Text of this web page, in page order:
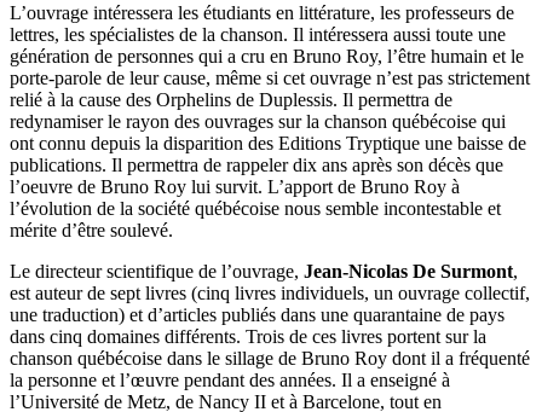
L’ouvrage intéressera les étudiants en littérature, les professeurs de
lettres, les spécialistes de la chanson. Il intéressera aussi toute une
génération de personnes qui a cru en Bruno Roy, l’être humain et le
porte-parole de leur cause, même si cet ouvrage n’est pas strictement
relié à la cause des Orphelins de Duplessis. Il permettra de
redynamiser le rayon des ouvrages sur la chanson québécoise qui
ont connu depuis la disparition des Editions Tryptique une baisse de
publications. Il permettra de rappeler dix ans après son décès que
l’oeuvre de Bruno Roy lui survit. L’apport de Bruno Roy à
l’évolution de la société québécoise nous semble incontestable et
mérite d’être soulevé.
Le directeur scientifique de l’ouvrage, Jean-Nicolas De Surmont,
est auteur de sept livres (cinq livres individuels, un ouvrage collectif,
une traduction) et d’articles publiés dans une quarantaine de pays
dans cinq domaines différents. Trois de ces livres portent sur la
chanson québécoise dans le sillage de Bruno Roy dont il a fréquenté
la personne et l’œuvre pendant des années. Il a enseigné à
l’Université de Metz, de Nancy II et à Barcelone, tout en